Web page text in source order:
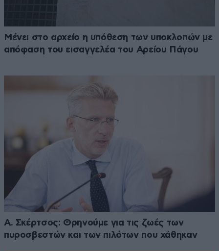
Μένει στο αρχείο η υπόθεση των υποκλοπών με
απόφαση του εισαγγελέα του Αρείου Πάγου
Α. Σκέρτσος: Θρηνούμε για τις ζωές των
πυροσβεστών και των πιλότων που χάθηκαν